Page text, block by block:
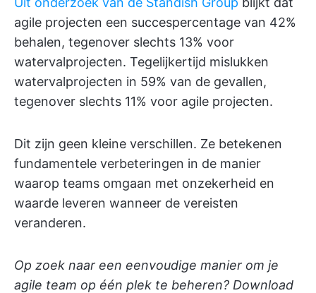
agile projecten een succespercentage van 42%
behalen, tegenover slechts 13% voor
watervalprojecten. Tegelijkertijd mislukken
watervalprojecten in 59% van de gevallen,
tegenover slechts 11% voor agile projecten.
Dit zijn geen kleine verschillen. Ze betekenen
fundamentele verbeteringen in de manier
waarop teams omgaan met onzekerheid en
waarde leveren wanneer de vereisten
veranderen.
Op zoek naar een eenvoudige manier om je
agile team op één plek te beheren? Download